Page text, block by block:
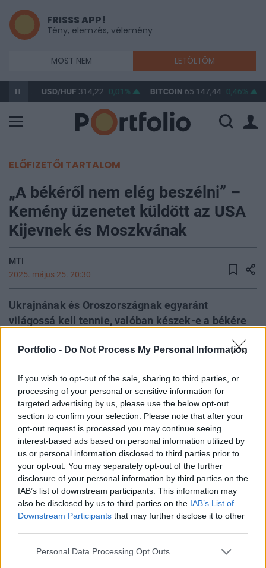
Portfolio - Do Not Process My Personal Information
If you wish to opt-out of the sale, sharing to third parties, or
processing of your personal or sensitive information for
targeted advertising by us, please use the below opt-out
section to confirm your selection. Please note that after your
opt-out request is processed you may continue seeing
interest-based ads based on personal information utilized by
us or personal information disclosed to third parties prior to
your opt-out. You may separately opt-out of the further
disclosure of your personal information by third parties on the
IAB’s list of downstream participants. This information may
also be disclosed by us to third parties on the IAB’s List of
Downstream Participants that may further disclose it to other
Personal Data Processing Opt Outs
FRISSS APP!
Tény, elemzés, vélemény
MOST NEM LETÖLTÖM
USD/HUF314,22 0,01% BITCOIN65 147,44 0,46%
ELŐFIZETŐI TARTALOM
„A békéről nem elég beszélni” –
Kemény üzenetet küldött az USA
Kijevnek és Moszkvának
MTI
2025. május 25. 20:30
Ukrajnának és Oroszországnak egyaránt
világossá kell tennie, valóban készek-e a békére
Whitaker, az Egyesült Államok NATO-nagykövete.
védelmi szövetség közelgő hágai
csúcstalálkozóján napirendre kerülhet egy
javaslat, amely előírná a tagállamok számára a
GDP 3,5%-ának megfelelő közvetlen védelmi
kiadást.
A diplomata a Fox News „Sunday Morning Futures” című
műsorában arról beszélt, hogy a tartós béke eléréséhez
Ukrajnának és Oroszországnak közvetlenük kell egyezségre
jutnia - írja az MTI. Kiemelte: Donald Trump amerikai elnök
gondolják-e a békefolyamatot....